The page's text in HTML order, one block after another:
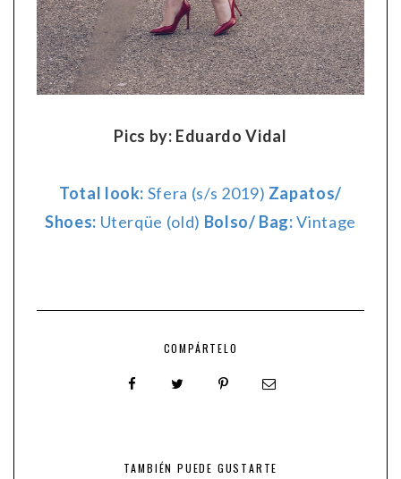
Pics by: Eduardo Vidal
Total look: Sfera (s/s 2019) Zapatos/
Shoes: Uterqüe (old) Bolso/ Bag:Vintage
COMPÁRTELO
TAMBIÉN PUEDE GUSTARTE